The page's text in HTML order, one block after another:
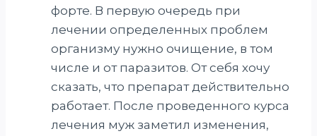
форте. В первую очередь при
лечении определенных проблем
организму нужно очищение, в том
числе и от паразитов. От себя хочу
сказать, что препарат действительно
работает. После проведенного курса
лечения муж заметил изменения,